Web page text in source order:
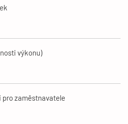
výkonu)
zaměstnavatele